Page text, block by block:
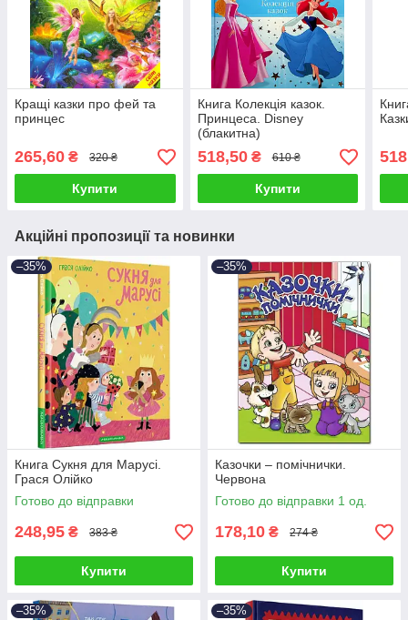
Кращі казки про фей та
принцес
265,60 ₴ 320 ₴
Купити
Книга Колекція казок.
Принцеса. Disney
(блакитна)
518,50₴ 610 ₴
Купити
Акційні пропозиції та новинки
–35%
Книга Сукня для Марусі.
Грася Олійко
Готово до відправки
248,95 ₴ 383 ₴
Купити
–35%
Казочки – помічнички.
Червона
Готово до відправки 1 од.
178,10 ₴ 274 ₴
Купити
–35% –35%